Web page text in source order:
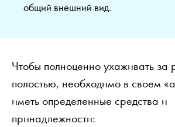
общий внешний вид.
Чтобы полноценно ухаживать за
полостью, необходимо в своем
иметь определенные средства и
принадлежности: